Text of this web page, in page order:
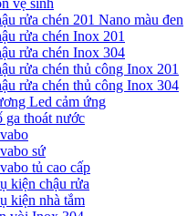
vệ sinh
rửa chén 201 Nano màu đen
rửa chén Inox 201
rửa chén Inox 304
rửa chén thủ công Inox 201
rửa chén thủ công Inox 304
Led cảm ứng
ga thoát nước
sứ
tủ cao cấp
kiện chậu rửa
kiện nhà tắm